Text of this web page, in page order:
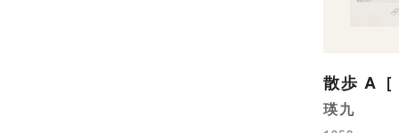
散歩 A［
瑛九